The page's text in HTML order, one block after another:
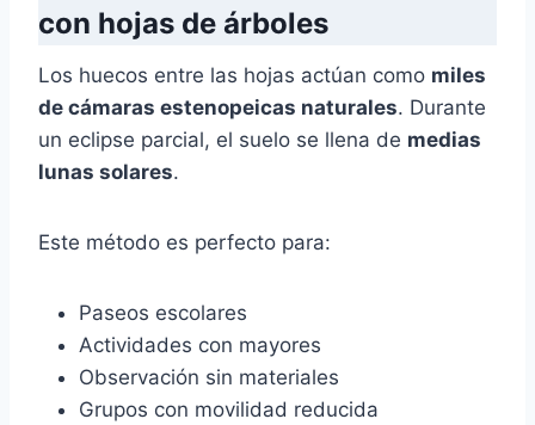
con hojas de árboles
Los huecos entre las hojas actúan como miles
de cámaras estenopeicas naturales. Durante
un eclipse parcial, el suelo se llena de medias
lunas solares.
Este método es perfecto para:
Paseos escolares
Actividades con mayores
Observación sin materiales
Grupos con movilidad reducida